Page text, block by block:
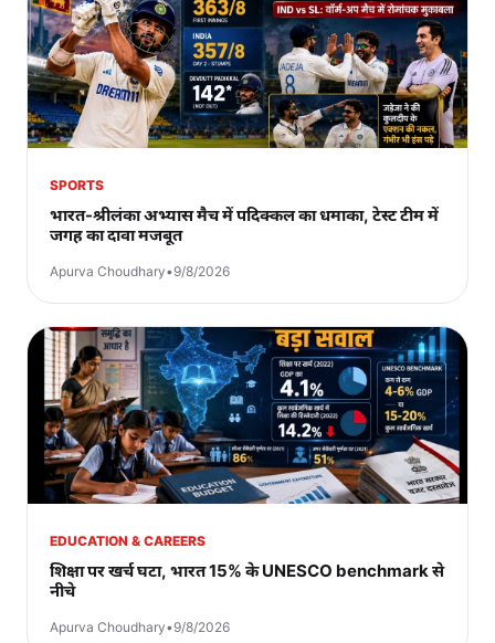
SPORTS
भारत-श्रीलंका अभ्यास मैच में पदिक्कल का धमाका, टेस्ट टीम में
जगह का दावा मजबूत
Apurva Choudhary•9/8/2026
EDUCATION & CAREERS
शिक्षा पर खर्च घटा, भारत 15% के UNESCO benchmark से
नीचे
Apurva Choudhary•9/8/2026